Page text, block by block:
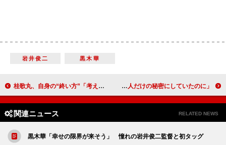
岩井俊二 黒木華
桂歌丸、自身の“終い方”「考える時期にきている」 「自慢じゃないけど財産はありませんから」 古舘寛治、神木隆之介宅を“お忍び”訪問？ 「２人だけの秘密にしていたのに」
関連ニュース RELATED NEWS
黒木華「幸せの限界が来そう」 憧れの岩井俊二監督と初タッグ